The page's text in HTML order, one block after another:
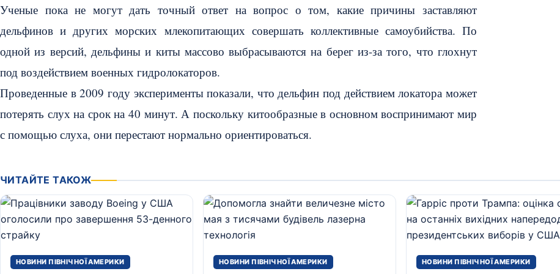
Ученые пока не могут дать точный ответ на вопрос о том, какие причины заставляют
дельфинов и других морских млекопитающих совершать коллективные самоубийства. По
одной из версий, дельфины и киты массово выбрасываются на берег из-за того, что глохнут
под воздействием военных гидролокаторов.
Проведенные в 2009 году эксперименты показали, что дельфин под действием локатора может
потерять слух на срок на 40 минут. А поскольку китообразные в основном воспринимают мир
с помощью слуха, они перестают нормально ориентироваться.
ЧИТАЙТЕ ТАКОЖ
НОВИНИ ПІВНІЧНОЇ АМЕРИКИ НОВИНИ ПІВНІЧНОЇ АМЕРИКИ НОВИНИ ПІВНІЧНОЇ АМЕРИКИ